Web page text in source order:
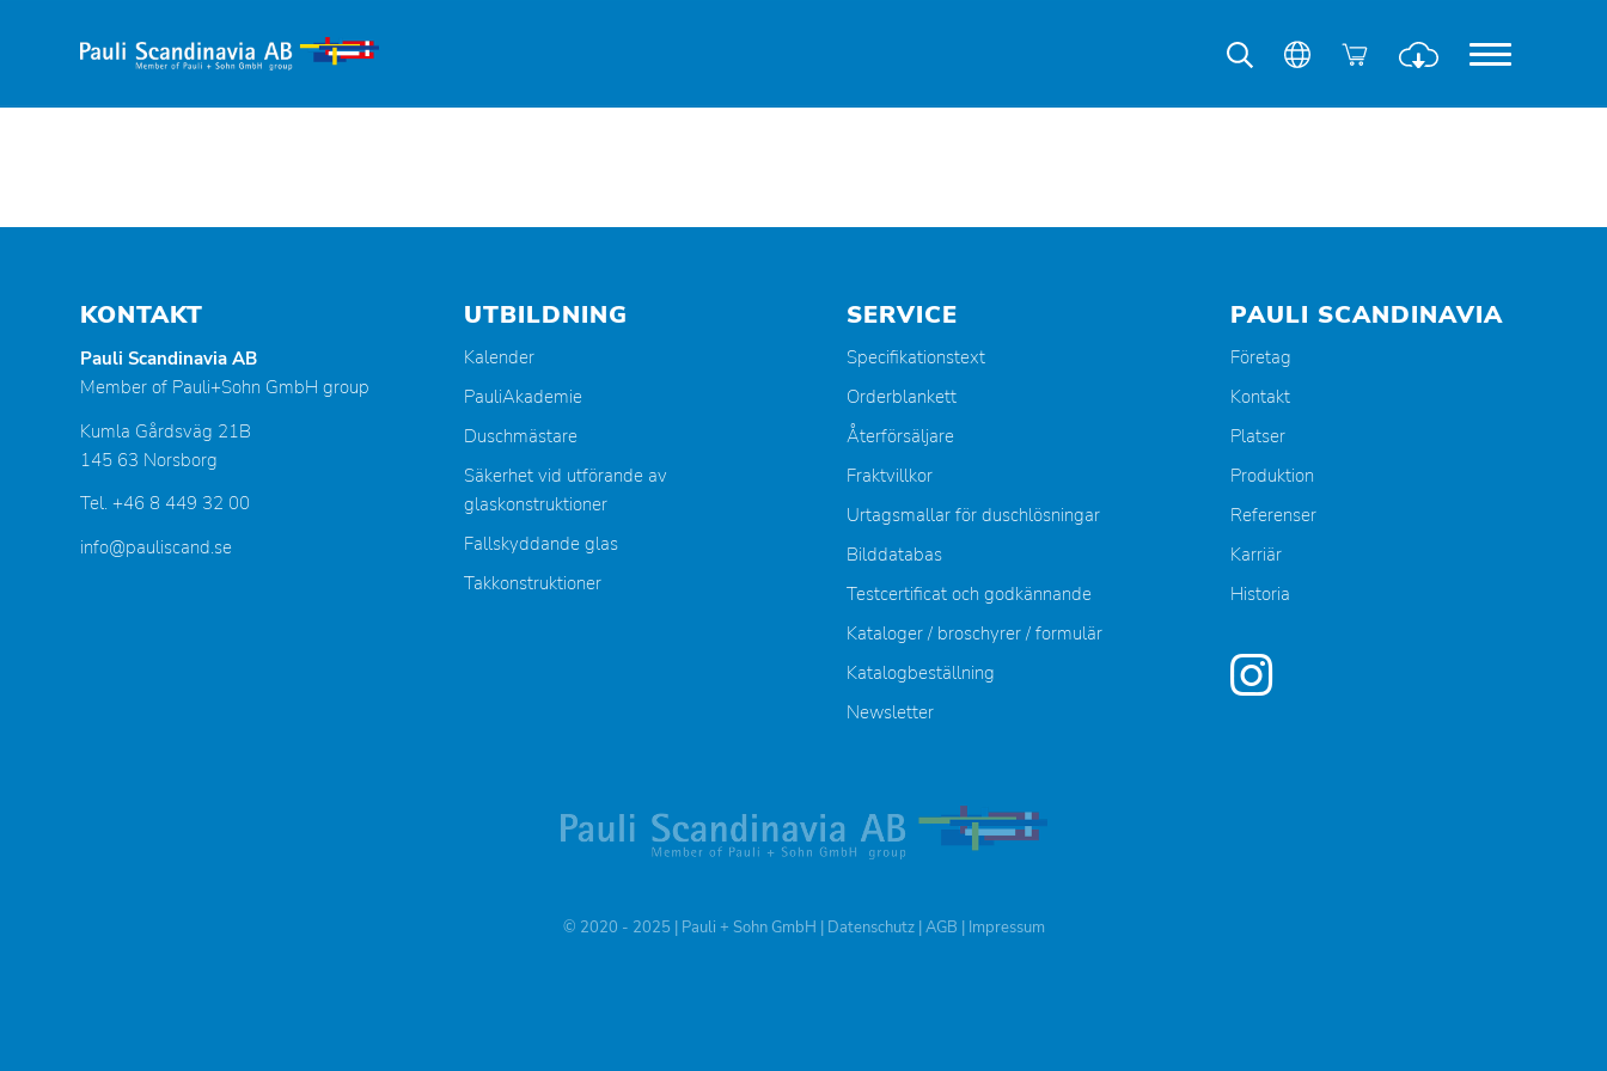
KONTAKT
Pauli Scandinavia AB
Member of Pauli+Sohn GmbH group
Kumla Gårdsväg 21B
145 63 Norsborg
Tel. +46 8 449 32 00
info@pauliscand.se
UTBILDNING
Kalender
PauliAkademie
Duschmästare
Säkerhet vid utförande av
glaskonstruktioner
Fallskyddande glas
Takkonstruktioner
SERVICE
Specifikationstext
Orderblankett
Återförsäljare
Fraktvillkor
Urtagsmallar för duschlösningar
Bilddatabas
Testcertificat och godkännande
Kataloger / broschyrer / formulär
Katalogbeställning
Newsletter
PAULI SCANDINAVIA
Företag
Kontakt
Platser
Produktion
Referenser
Karriär
Historia
© 2020 - 2025 | Pauli + Sohn GmbH | Datenschutz|AGB | Impressum